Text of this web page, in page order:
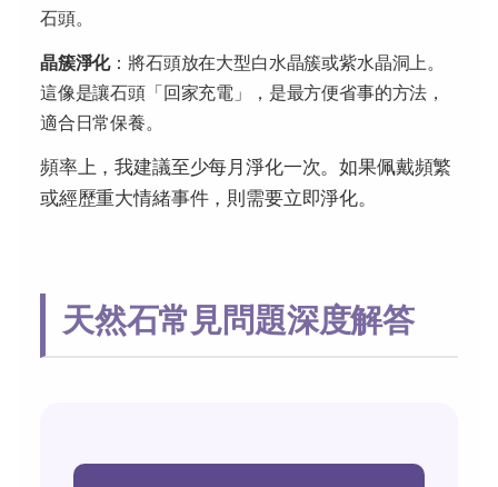
石頭。
晶簇淨化：將石頭放在大型白水晶簇或紫水晶洞上。
這像是讓石頭「回家充電」，是最方便省事的方法，
適合日常保養。
頻率上，我建議至少每月淨化一次。如果佩戴頻繁
或經歷重大情緒事件，則需要立即淨化。
天然石常見問題深度解答